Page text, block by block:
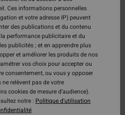
Ces informations personnelles
et votre adresse IP) peuvent
des publications et du contenu
performance publicitaire et du
publicités ; et en apprendre plus
et améliorer les produits de nos
vos choix pour accepter ou
consentement, ou vous y opposer
relèvent pas de votre
cookies de mesure d’audience).
notre : Politique d'utilisation